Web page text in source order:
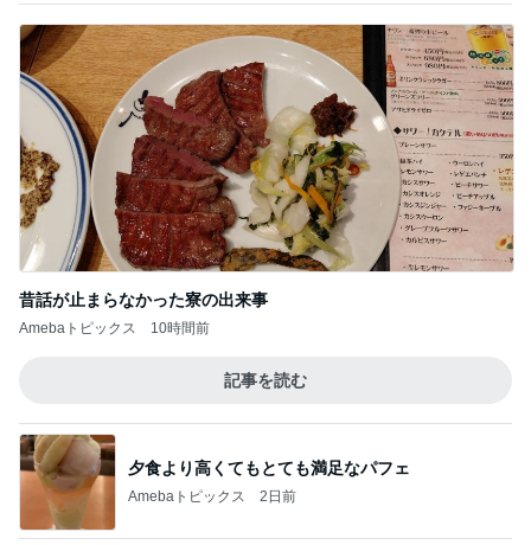
昔話が止まらなかった寮の出来事
Amebaトピックス 10時間前
記事を読む
夕食より高くてもとても満足なパフェ
Amebaトピックス 2日前